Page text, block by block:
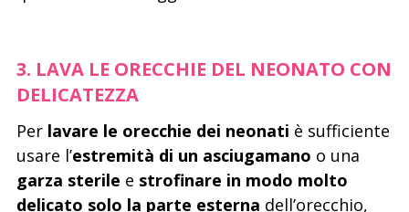
3. LAVA LE ORECCHIE DEL NEONATO CON
DELICATEZZA
Per lavare le orecchie dei neonati è sufficiente
usare l’estremità di un asciugamano o una
garza sterile e strofinare in modo molto
delicato solo la parte esterna dell’orecchio,